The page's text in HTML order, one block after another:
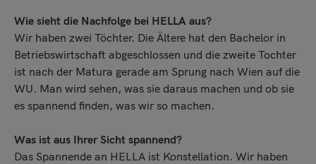
Wie sieht die Nachfolge bei HELLA aus?
Wir haben zwei Töchter. Die Ältere hat den Bachelor in
Betriebswirtschaft abgeschlossen und die zweite Tochter
ist nach der Matura gerade am Sprung nach Wien auf die
WU. Man wird sehen, was sie daraus machen und ob sie
es spannend finden, was wir so machen.
Was ist aus Ihrer Sicht spannend?
Das Spannende an HELLA ist Konstellation. Wir haben